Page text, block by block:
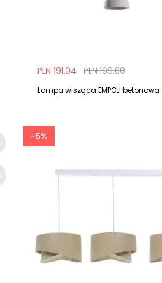
PLN 199.00
PLN 191.04
Lampa wisząca EMPOLI betonowa
-6%